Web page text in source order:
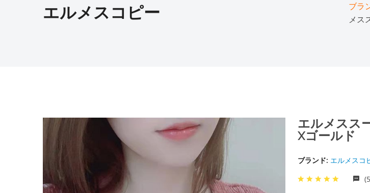
エルメスコピー ブラ
メス
エルメスス
Xゴールド
ブランド: エルメスコ